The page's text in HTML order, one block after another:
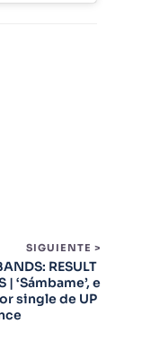
SIGUIENTE >
RESULT
| ‘Sámbame’, e
single de UP